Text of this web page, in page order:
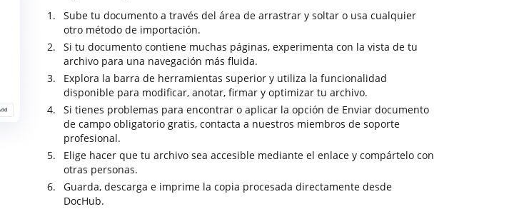
Sube tu documento a través del área de arrastrar y soltar o usa cualquier
otro método de importación.
Si tu documento contiene muchas páginas, experimenta con la vista de tu
archivo para una navegación más fluida.
Explora la barra de herramientas superior y utiliza la funcionalidad
disponible para modificar, anotar, firmar y optimizar tu archivo.
Si tienes problemas para encontrar o aplicar la opción de Enviar documento
de campo obligatorio gratis, contacta a nuestros miembros de soporte
profesional.
Elige hacer que tu archivo sea accesible mediante el enlace y compártelo con
otras personas.
Guarda, descarga e imprime la copia procesada directamente desde
DocHub.